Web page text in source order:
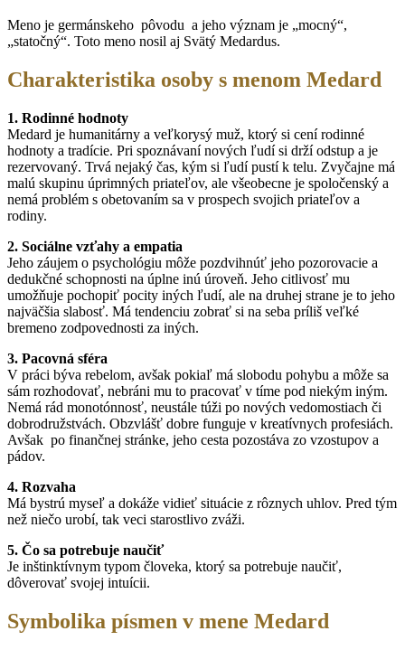
Meno je germánskeho pôvodu a jeho význam je „mocný“,
„statočný“. Toto meno nosil aj Svätý Medardus.
Charakteristika osoby s menom Medard
1. Rodinné hodnoty
Medard je humanitárny a veľkorysý muž, ktorý si cení rodinné
hodnoty a tradície. Pri spoznávaní nových ľudí si drží odstup a je
rezervovaný. Trvá nejaký čas, kým si ľudí pustí k telu. Zvyčajne má
malú skupinu úprimných priateľov, ale všeobecne je spoločenský a
nemá problém s obetovaním sa v prospech svojich priateľov a
rodiny.
2. Sociálne vzťahy a empatia
Jeho záujem o psychológiu môže pozdvihnúť jeho pozorovacie a
dedukčné schopnosti na úplne inú úroveň. Jeho citlivosť mu
umožňuje pochopiť pocity iných ľudí, ale na druhej strane je to jeho
najväčšia slabosť. Má tendenciu zobrať si na seba príliš veľké
bremeno zodpovednosti za iných.
3. Pacovná sféra
V práci býva rebelom, avšak pokiaľ má slobodu pohybu a môže sa
sám rozhodovať, nebráni mu to pracovať v tíme pod niekým iným.
Nemá rád monotónnosť, neustále túži po nových vedomostiach či
dobrodružstvách. Obzvlášť dobre funguje v kreatívnych profesiách.
Avšak po finančnej stránke, jeho cesta pozostáva zo vzostupov a
pádov.
4. Rozvaha
Má bystrú myseľ a dokáže vidieť situácie z rôznych uhlov. Pred tým
než niečo urobí, tak veci starostlivo zváži.
5. Čo sa potrebuje naučiť
Je inštinktívnym typom človeka, ktorý sa potrebuje naučiť,
dôverovať svojej intuícii.
Symbolika písmen v mene Medard